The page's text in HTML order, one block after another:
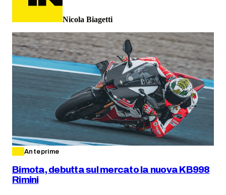
Nicola Biagetti
Anteprime
Bimota, debutta sul mercato la nuova KB998
Rimini